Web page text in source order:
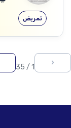
تمريض
‹
1 / 35